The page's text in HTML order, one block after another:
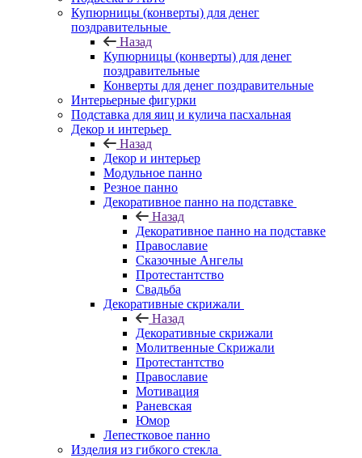
Купюрницы (конверты) для денег
поздравительные
Назад
Купюрницы (конверты) для денег
поздравительные
Конверты для денег поздравительные
Интерьерные фигурки
Подставка для яиц и кулича пасхальная
Декор и интерьер
Назад
Декор и интерьер
Модульное панно
Резное панно
Декоративное панно на подставке
Назад
Декоративное панно на подставке
Православие
Сказочные Ангелы
Протестантство
Свадьба
Декоративные скрижали
Назад
Декоративные скрижали
Молитвенные Скрижали
Протестантство
Православие
Мотивация
Раневская
Юмор
Лепестковое панно
Изделия из гибкого стекла